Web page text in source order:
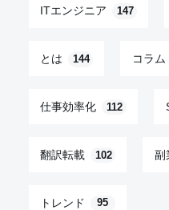
ITエンジニア 147
とは 144 コラム
仕事効率化 112
翻訳転載 102 副
トレンド 95